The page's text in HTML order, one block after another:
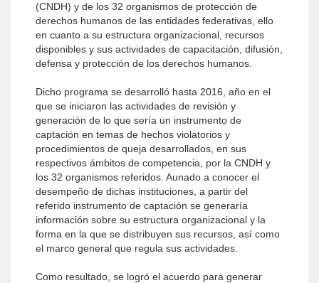
(CNDH) y de los 32 organismos de protección de
derechos humanos de las entidades federativas, ello
en cuanto a su estructura organizacional, recursos
disponibles y sus actividades de capacitación, difusión,
defensa y protección de los derechos humanos.
Dicho programa se desarrolló hasta 2016, año en el
que se iniciaron las actividades de revisión y
generación de lo que sería un instrumento de
captación en temas de hechos violatorios y
procedimientos de queja desarrollados, en sus
respectivos ámbitos de competencia, por la CNDH y
los 32 organismos referidos. Aunado a conocer el
desempeño de dichas instituciones, a partir del
referido instrumento de captación se generaría
información sobre su estructura organizacional y la
forma en la que se distribuyen sus recursos, así como
el marco general que regula sus actividades.
Como resultado, se logró el acuerdo para generar